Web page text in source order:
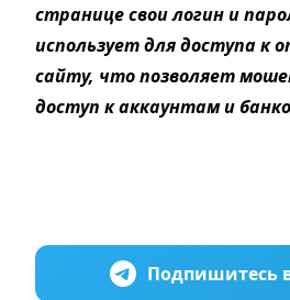
странице свои логин и
использует для доступа к
сайту, что позволяет
доступ к аккаунтам и
Подпишитесь